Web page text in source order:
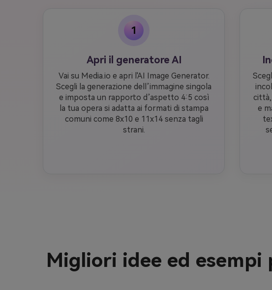
1
Apri il generatore AI
Vai su Media.io e apri l'AI Image Generator.
Scegli la generazione dell’immagine singola
e imposta un rapporto d’aspetto 4:5 così
la tua opera si adatta ai formati di stampa
comuni come 8x10 e 11x14 senza tagli
strani.
e
Migliori idee ed